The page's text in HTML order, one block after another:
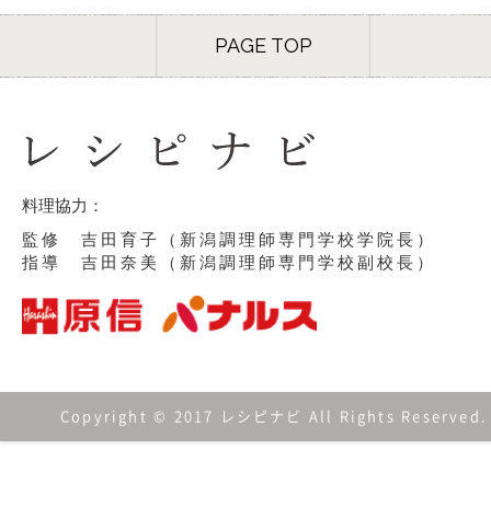
PAGE TOP
料理協力：
監修 吉田育子（新潟調理師専門学校学院長）
指導 吉田奈美（新潟調理師専門学校副校長）
Copyright © 2017 レシピナビ All Rights Reserved.